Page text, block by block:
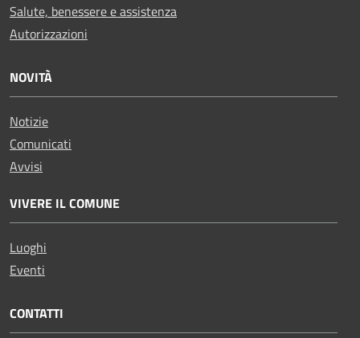
Salute, benessere e assistenza
Autorizzazioni
NOVITÀ
Notizie
Comunicati
Avvisi
VIVERE IL COMUNE
Luoghi
Eventi
CONTATTI